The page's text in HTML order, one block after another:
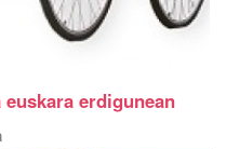
erdigunean